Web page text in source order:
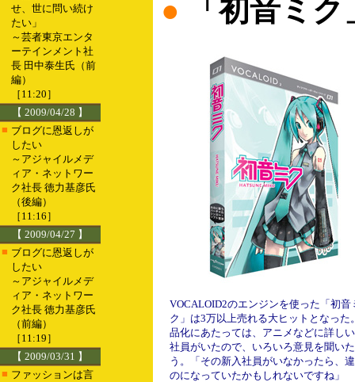
せ、世に問い続け
たい」
～芸者東京エンタ
ーテインメント社
長 田中泰生氏（前
編）
［11:20］
【 2009/04/28 】
■ ブログに恩返しが
したい
～アジャイルメデ
ィア・ネットワー
ク社長 徳力基彦氏
（後編）
［11:16］
【 2009/04/27 】
■ ブログに恩返しが
したい
～アジャイルメデ
ィア・ネットワー
ク社長 徳力基彦氏
（前編）
［11:19］
【 2009/03/31 】
■ ファッションは言
● 「初音ミ
VOCALOID2のエンジンを使った「初音
ク」は3万以上売れる大ヒットとなった
品化にあたっては、アニメなどに詳し
社員がいたので、いろいろ意見を聞い
う。「その新入社員がいなかったら、
のになっていたかもしれないですね」